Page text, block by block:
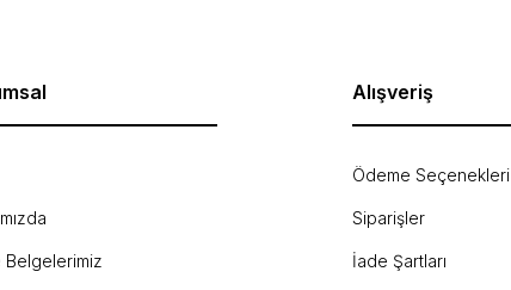
Belgelerimiz
Alışveriş
Ödeme Seçenekleri
Siparişler
İade Şartları